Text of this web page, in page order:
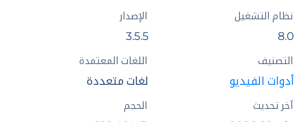
نظام التشغيل
8.0
الإصدار
3.5.5
التصنيف
أدوات الفيديو
اللغات المعتمدة
لغات متعددة
آخر تحديث الحجم